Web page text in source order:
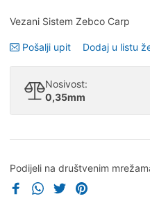
Vezani Sistem Zebco Carp
Pošalji upit Dodaj u listu
Nosivost:
0,35mm
Podijeli na društvenim